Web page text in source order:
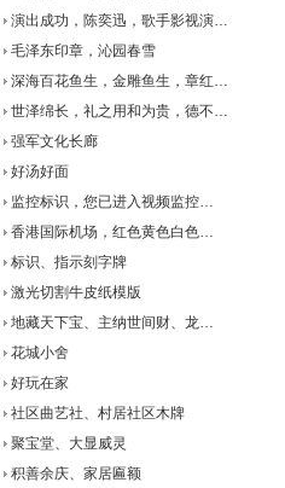
演出成功，陈奕迅，歌手影视演…
毛泽东印章，沁园春雪
深海百花鱼生，金雕鱼生，章红…
世泽绵长，礼之用和为贵，德不…
强军文化长廊
好汤好面
监控标识，您已进入视频监控…
香港国际机场，红色黄色白色…
标识、指示刻字牌
激光切割牛皮纸模版
地藏天下宝、主纳世间财、龙…
花城小舍
好玩在家
社区曲艺社、村居社区木牌
聚宝堂、大显威灵
积善余庆、家居匾额